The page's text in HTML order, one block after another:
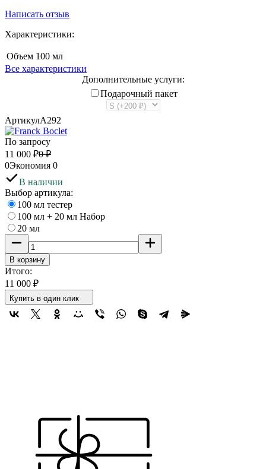
Написать отзыв
Характеристики:
Объем 100 мл
Все характеристики
Дополнительные услуги:
Подарочный пакет
АртикулA292
По запросу
11 000 ₽0 ₽
0Экономия 0
В наличии
Выбор артикула:
100 мл тестер
100 мл + 20 мл Набор
20 мл
В корзину
Итого:
11 000 ₽
Купить в один клик